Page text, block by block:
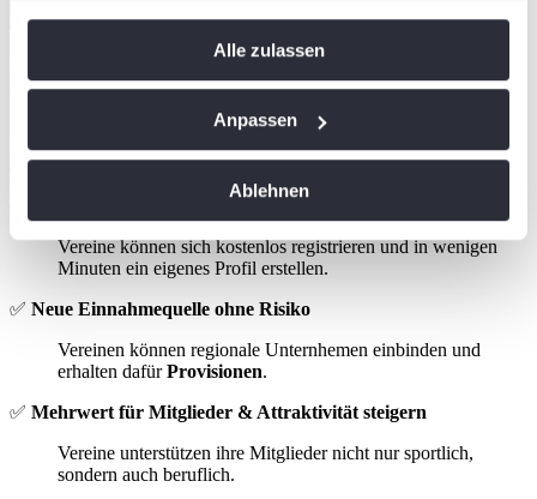
Cookie-Erklärung oder durch Klicken auf das Privacy
Trigger Symbol ändern oder widerrufen
Wenn Sie es erlauben, würden wir auch gerne:
bestimmten Merkmalen (Fingerprinting) identifizieren
verarbeitet werden, und legen Sie Ihre Präferenzen im
Abschnitt Einzelheitenfest.
Wir verwenden Cookies, um Inhalte und Anzeigen zu
zu können und die Zugriffe auf unsere Website zu
Alle zulassen
Anpassen
Ablehnen
Vereine lohnt
Die tennis.de Jobbörse bietet Tennisvereinen weit mehr als nur ein
Jobportal:
Vereine können sich kostenlos registrieren und in wenigen
Minuten ein eigenes Profil erstellen.
✅ Neue Einnahmequelle ohne Risiko
Vereinen können regionale Unternhemen einbinden und
erhalten dafürProvisionen.
✅ Mehrwert für Mitglieder & Attraktivität steigern
Vereine unterstützen ihre Mitglieder nicht nur sportlich,
sondern auch beruflich.